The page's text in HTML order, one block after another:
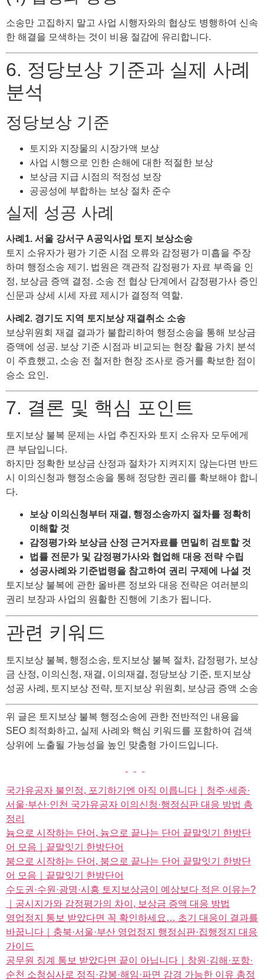
소송만 고집하지 말고 사업 시행자와의 협상도 병행하여 신속
한 해결을 모색하는 것이 비용 절감에 유리합니다.
6. 정당보상 기준과 실제 사례
분석
정당보상 기준
토지와 지장물의 시장가액 보상
사업 시행으로 인한 손해에 대한 적절한 보상
보상금 지급 시점의 적정성 보장
공공성에 부합하는 보상 절차 준수
실제 성공 사례
사례1. 서울 강서구 A공익사업 토지 보상소송
토지 소유자가 평가 기준 시점 오류와 감정평가 미흡을 주장
하며 행정소송 제기. 법원은 객관적 감정평가 자료 부족을 인
정, 보상금 증액 결정. 소송 전 협상 단계에서 감정평가사 증인
신문과 상세 시세 자료 제시가 결정적 역할.
사례2. 경기도 지역 토지보상 재결취소 소송
보상위원회 재결 결과가 불합리하여 행정소송을 통해 보상금
증액에 성공. 보상 기준 시점과 비교되는 현장 활용 가치 분석
이 주효했고, 소송 전 철저한 현장 조사로 증거를 확보한 점이
승소 요인.
7. 결론 및 핵심 포인트
토지보상 불복 문제는 사업 추진자와 토지 소유자 모두에게
큰 부담입니다.
하지만 정확한 보상금 산정과 절차가 지켜지지 않는다면 반드
시 이의신청과 행정소송을 통해 정당한 권리를 확보해야 합니
다.
보상 이의신청부터 재결, 행정소송까지 절차를 정확히
이해할 것
감정평가와 보상금 산정 근거자료를 면밀히 검토할 것
법률 전문가 및 감정평가사와 협업해 대응 전략 수립
성공사례와 기준법령을 참고하여 권리 구제에 나설 것
토지보상 불복에 관한 올바른 정보와 대응 전략은 여러분의
권리 보장과 사업의 원활한 진행에 기초가 됩니다.
관련 키워드
토지보상 불복, 행정소송, 토지보상 불복 절차, 감정평가, 보상
금 산정, 이의신청, 재결, 이의재결, 정당보상 기준, 토지보상
성공 사례, 토지보상 전략, 토지보상 위원회, 보상금 증액 소송
위 글은 토지보상 불복 행정소송에 관한 전반적인 내용을
SEO 최적화하고, 실제 사례와 핵심 키워드를 포함하여 검색
상위에 노출될 가능성을 높인 맞춤형 가이드입니다.
국가유공자 불인정, 포기하기엔 아직 이릅니다｜청주·세종·
서울·부산·인천 국가유공자 이의신청·행정심판 대응 방법 총
정리
늄으로 시작하는 단어, 늄으로 끝나는 단어 끝말잇기 한방단
어 모음｜끝말잇기 한방단어
붐으로 시작하는 단어, 붐으로 끝나는 단어 끝말잇기 한방단
어 모음｜끝말잇기 한방단어
수도권·수원·광명·시흥 토지보상금이 예상보다 적은 이유는?
｜공시지가와 감정평가의 차이, 보상금 증액 대응 방법
영업정지 통보 받았다면 꼭 확인하세요… 초기 대응이 결과를
바꿉니다｜충북·서울·부산 영업정지 행정심판·집행정지 대응
가이드
공무원 징계 통보 받았다면 끝이 아닙니다｜창원·김해·포항·
순천 소청심사로 정직·감봉·해임·파면 감경 가능한 이유 총정